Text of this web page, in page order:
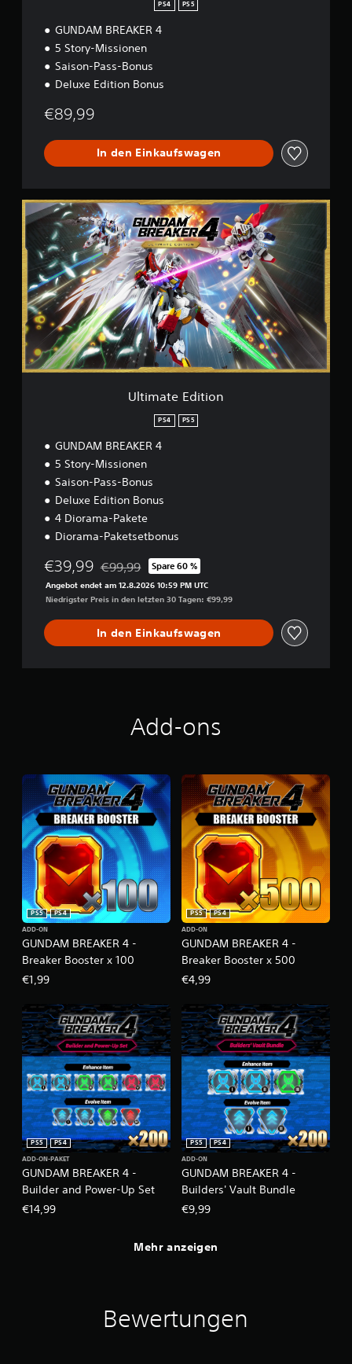
PS4 PS5
GUNDAM BREAKER 4
5 Story-Missionen
Saison-Pass-Bonus
Deluxe Edition Bonus
€89,99
In den Einkaufswagen
U
l
m
t
E
d
t
i
Ultimate Edition
PS4 PS5
GUNDAM BREAKER 4
5 Story-Missionen
Saison-Pass-Bonus
Deluxe Edition Bonus
4 Diorama-Pakete
Diorama-Paketsetbonus
€39,99 Preisnachlass gegenüber dem Originalpreis von
€99,99 Spare 60 %
Angebot endet am 12.8.2026 10:59 PM UTC
Niedrigster Preis in den letzten 30 Tagen: €99,99
In den Einkaufswagen
Add-ons
GUNDAM BREAKER 4 -
Breaker Booster x 100
PS5
PS4
ADD-ON
€1,99
GUNDAM BREAKER 4 -
Breaker Booster x 500
PS5
PS4
ADD-ON
€4,99
GUNDAM BREAKER 4 -
Builder and Power-Up Set
PS5
PS4
ADD-ON-PAKET
€14,99
GUNDAM BREAKER 4 -
Builders' Vault Bundle
PS5
PS4
ADD-ON
€9,99
Mehr anzeigen
Bewertungen